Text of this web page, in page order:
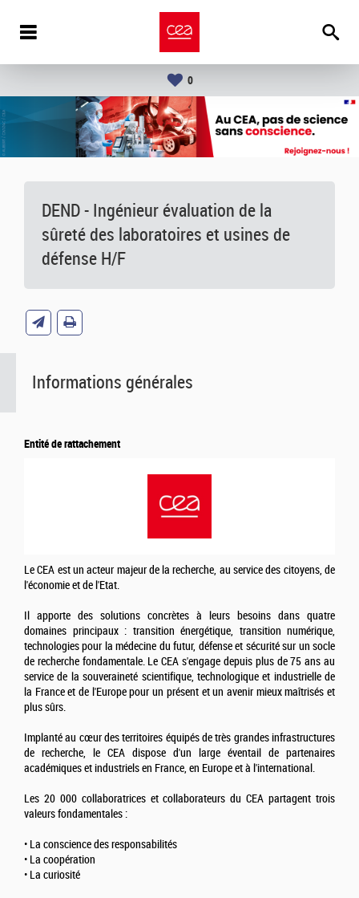
0
DEND - Ingénieur évaluation de la
sûreté des laboratoires et usines de
défense H/F
Informations générales
Entité de rattachement
Le CEA est un acteur majeur de la recherche, au service des citoyens, de
l'économie et de l'Etat.
Il apporte des solutions concrètes à leurs besoins dans quatre
domaines principaux : transition énergétique, transition numérique,
technologies pour la médecine du futur, défense et sécurité sur un socle
de recherche fondamentale. Le CEA s'engage depuis plus de 75 ans au
service de la souveraineté scientifique, technologique et industrielle de
la France et de l'Europe pour un présent et un avenir mieux maîtrisés et
plus sûrs.
Implanté au cœur des territoires équipés de très grandes infrastructures
de recherche, le CEA dispose d'un large éventail de partenaires
académiques et industriels en France, en Europe et à l'international.
Les 20 000 collaboratrices et collaborateurs du CEA partagent trois
valeurs fondamentales :
• La conscience des responsabilités
• La coopération
• La curiosité